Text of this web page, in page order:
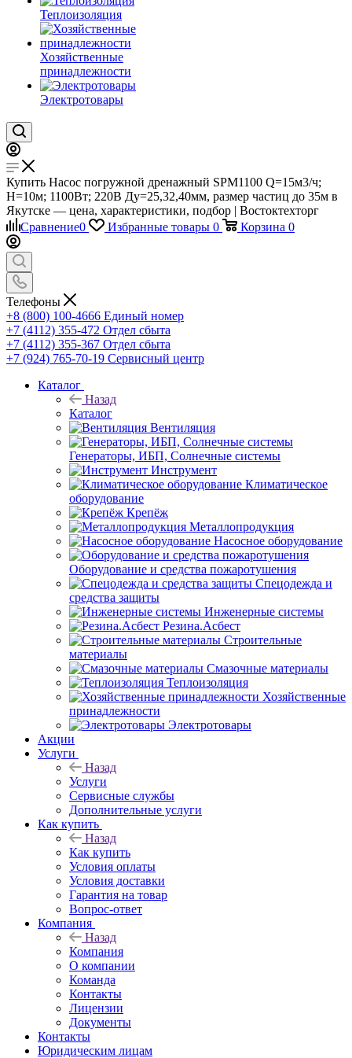
Теплоизоляция
Хозяйственные
принадлежности
Электротовары
Купить Насос погружной дренажный SPM1100 Q=15м3/ч;
Н=10м; 1100Вт; 220В Ду=25,32,40мм, размер частиц до 35м в
Якутске — цена, характеристики, подбор | Востоктехторг
Сравнение0 Избранные товары 0 Корзина 0
Телефоны
+8 (800) 100-4666 Единый номер
+7 (4112) 355-472 Отдел сбыта
+7 (4112) 355-367 Отдел сбыта
+7 (924) 765-70-19 Сервисный центр
Каталог
Назад
Каталог
Вентиляция
Генераторы, ИБП, Солнечные системы
Инструмент
Климатическое
оборудование
Крепёж
Металлопродукция
Насосное оборудование
Оборудование и средства пожаротушения
Спецодежда и
средства защиты
Инженерные системы
Резина.Асбест
Строительные
материалы
Смазочные материалы
Теплоизоляция
Хозяйственные
принадлежности
Электротовары
Акции
Услуги
Назад
Услуги
Сервисные службы
Дополнительные услуги
Как купить
Назад
Как купить
Условия оплаты
Условия доставки
Гарантия на товар
Вопрос-ответ
Компания
Назад
Компания
О компании
Команда
Контакты
Лицензии
Документы
Контакты
Юридическим лицам